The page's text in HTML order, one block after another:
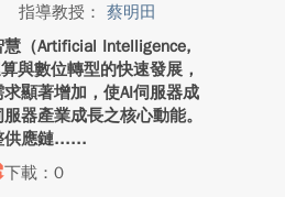
指導教授： 蔡明田
慧（Artificial Intelligence,
與數位轉型的快速發展，
顯著增加，使AI伺服器成
器產業成長之核心動能。
供應鏈...
下載：0